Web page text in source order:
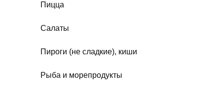
Пицца
Салаты
Пироги (не сладкие), киши
Рыба и морепродукты